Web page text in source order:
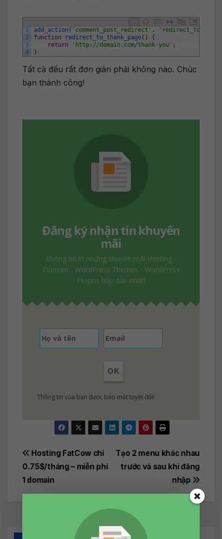
1
2
3
4
add_action ( 'comment_post_redirect' ,
function
redirect_to_thank_page( )
{
return
'http://domain.com/thank-you' ;
}
Tất cả đều rất đơn giản phải không nào. Chúc
bạn thành công!
Đăng ký nhận tin khuyến
mãi
Không bỏ lở những khuyến mãi Hosting -
Domain - WordPress Themes - WordPress
Plugins hấp dẫn nhất!
OK
Thông tin của bạn được bảo mật tuyệt đối!
Post
navigation
Tạo 2 menu khác nhau
trước và sau khi đăng
nhập
Hosting FatCow chỉ
0.75$/tháng – miễn phí
1 domain